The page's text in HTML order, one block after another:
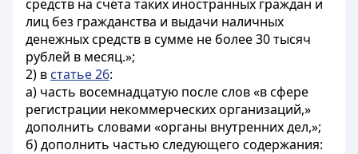
средств на счета таких иностранных граждан и
лиц без гражданства и выдачи наличных
денежных средств в сумме не более 30 тысяч
рублей в месяц.»;
2) в статье 26:
а) часть восемнадцатую после слов «в сфере
регистрации некоммерческих организаций,»
дополнить словами «органы внутренних дел,»;
б) дополнить частью следующего содержания: